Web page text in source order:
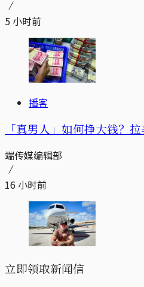
5 小时前
播客
「真男人」如何挣大钱？
端传媒编辑部
16 小时前
立即领取新闻信